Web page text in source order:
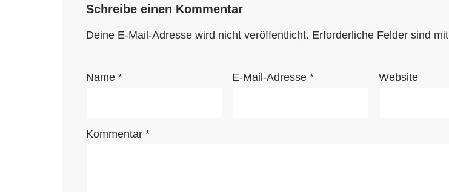
Schreibe einen Kommentar
Deine E-Mail-Adresse wird nicht veröffentlicht. Erforderliche Felder sind mit
Name * E-Mail-Adresse* Website
Kommentar *